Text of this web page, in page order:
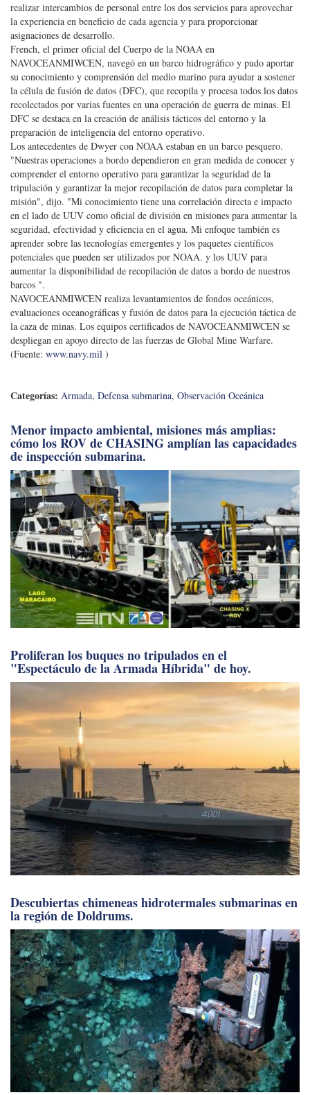
realizar intercambios de personal entre los dos servicios para aprovechar
la experiencia en beneficio de cada agencia y para proporcionar
asignaciones de desarrollo.
French, el primer oficial del Cuerpo de la NOAA en
NAVOCEANMIWCEN, navegó en un barco hidrográfico y pudo aportar
su conocimiento y comprensión del medio marino para ayudar a sostener
la célula de fusión de datos (DFC), que recopila y procesa todos los datos
recolectados por varias fuentes en una operación de guerra de minas. El
DFC se destaca en la creación de análisis tácticos del entorno y la
preparación de inteligencia del entorno operativo.
Los antecedentes de Dwyer con NOAA estaban en un barco pesquero.
"Nuestras operaciones a bordo dependieron en gran medida de conocer y
comprender el entorno operativo para garantizar la seguridad de la
tripulación y garantizar la mejor recopilación de datos para completar la
misión", dijo. "Mi conocimiento tiene una correlación directa e impacto
en el lado de UUV como oficial de división en misiones para aumentar la
seguridad, efectividad y eficiencia en el agua. Mi enfoque también es
aprender sobre las tecnologías emergentes y los paquetes científicos
potenciales que pueden ser utilizados por NOAA. y los UUV para
aumentar la disponibilidad de recopilación de datos a bordo de nuestros
barcos ".
NAVOCEANMIWCEN realiza levantamientos de fondos oceánicos,
evaluaciones oceanográficas y fusión de datos para la ejecución táctica de
la caza de minas. Los equipos certificados de NAVOCEANMIWCEN se
despliegan en apoyo directo de las fuerzas de Global Mine Warfare.
(Fuente: www.navy.mil )
Categorías: Armada, Defensa submarina, Observación Oceánica
Menor impacto ambiental, misiones más amplias:
cómo los ROV de CHASING amplían las capacidades
de inspección submarina.
Proliferan los buques no tripulados en el
"Espectáculo de la Armada Híbrida" de hoy.
Descubiertas chimeneas hidrotermales submarinas en
la región de Doldrums.